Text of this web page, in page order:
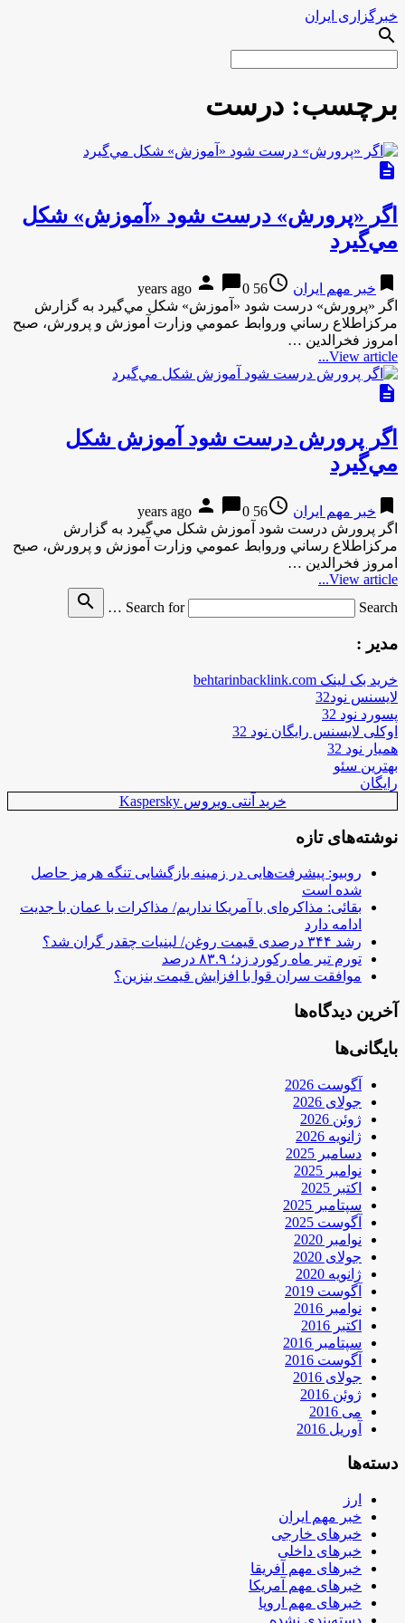
خبرگزاری ایران
search
برچسب: درست
description
اگر «پرورش» درست شود «آموزش» شكل
مي‌‌گيرد
bookmark خبر مهم ایران access_time
56 years ago
person chat_bubble0
اگر «پرورش» درست شود «آموزش» شكل مي‌‌گيرد به گزارش
مركزاطلاع رساني وروابط عمومي وزارت آموزش و پرورش، صبح
امروز فخرالدين …
View article...
description
اگر پرورش درست شود آموزش شكل
مي‌‌گيرد
bookmark خبر مهم ایران access_time
56 years ago
person chat_bubble0
اگر پرورش درست شود آموزش شكل مي‌‌گيرد به گزارش
مركزاطلاع رساني وروابط عمومي وزارت آموزش و پرورش، صبح
امروز فخرالدين …
View article...
Search for
Search …
search
مدیر :
خرید بک لینک behtarinbacklink.com
لایسنس نود32
پسورد نود 32
اوکلی لایسنس رایگان نود 32
همیار نود 32
بهترین سئو
رایگان
خرید آنتی ویروس Kaspersky
نوشته‌های تازه
روبیو: پیشرفت‌هایی در زمینه بازگشایی تنگه هرمز حاصل
شده است
بقائی: مذاکره‌ای با آمریکا نداریم/ مذاکرات با عمان با جدیت
ادامه دارد
رشد ۳۴۴ درصدی قیمت روغن/ لبنیات چقدر گران شد؟
تورم تیر ماه رکورد زد؛ ۸۳.۹ درصد
موافقت سران قوا با افزایش قیمت بنزین؟
آخرین دیدگاه‌ها
بایگانی‌ها
آگوست 2026
جولای 2026
ژوئن 2026
ژانویه 2026
دسامبر 2025
نوامبر 2025
اکتبر 2025
سپتامبر 2025
آگوست 2025
نوامبر 2020
جولای 2020
ژانویه 2020
آگوست 2019
نوامبر 2016
اکتبر 2016
سپتامبر 2016
آگوست 2016
جولای 2016
ژوئن 2016
می 2016
آوریل 2016
دسته‌ها
ارز
خبر مهم ایران
خبرهای خارجی
خبرهای داخلی
خبرهای مهم آفریقا
خبرهای مهم آمریکا
خبرهای مهم اروپا
دسته‌بندی نشده